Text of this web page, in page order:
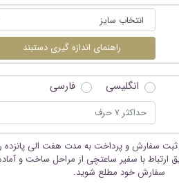
راهنمای اندازه گیری دستبند
انگلیسی فارسی
سفارش و پرداخت به مدت هفت الی پانزده
ارتباط با سفیر ساعتچی از مراحل ساخت و
سفارش خود مطلع شوید.